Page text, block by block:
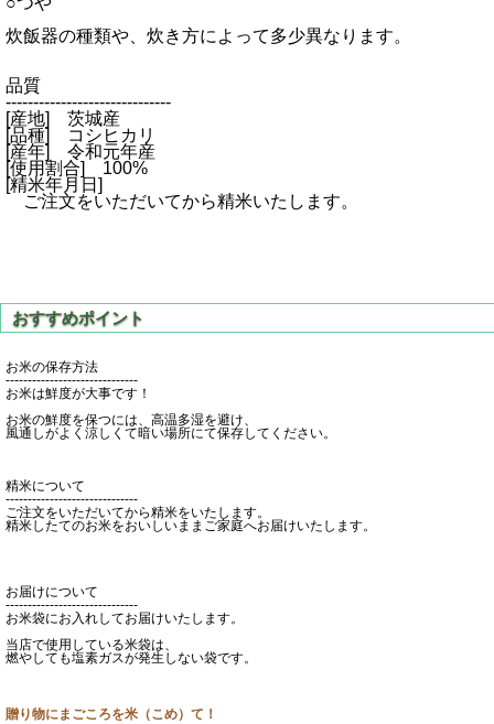
炊飯器の種類や、炊き方によって多少異なります。
品質
------------------------------
[産地] 茨城産
[品種] コシヒカリ
[産年] 令和元年産
[使用割合] 100%
[精米年月日]
ご注文をいただいてから精米いたします。
お米の保存方法
------------------------------
お米は鮮度が大事です！
お米の鮮度を保つには、高温多湿を避け、
風通しがよく涼しくて暗い場所にて保存してください。
精米について
------------------------------
ご注文をいただいてから精米をいたします。
精米したてのお米をおいしいままご家庭へお届けいたします。
お届けについて
------------------------------
お米袋にお入れしてお届けいたします。
当店で使用している米袋は、
燃やしても塩素ガスが発生しない袋です。
贈り物にまごころを米（こめ）て！